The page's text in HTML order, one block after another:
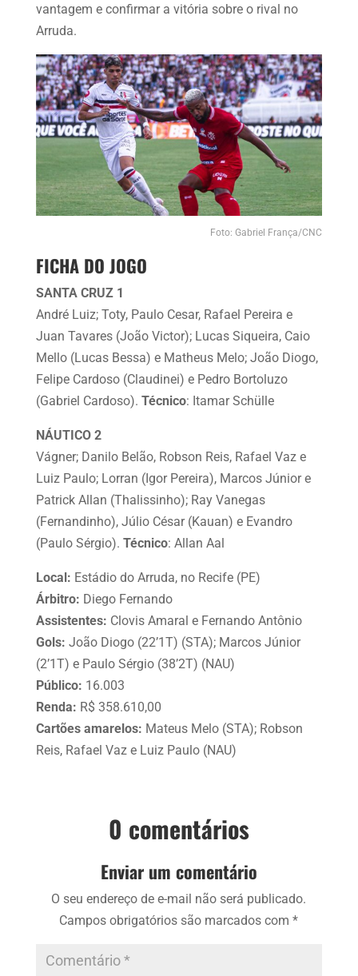
vantagem e confirmar a vitória sobre o rival no
Arruda.
Foto: Gabriel França/CNC
FICHA DO JOGO
SANTA CRUZ 1
André Luiz; Toty, Paulo Cesar, Rafael Pereira e
Juan Tavares (João Victor); Lucas Siqueira, Caio
Mello (Lucas Bessa) e Matheus Melo; João Diogo,
Felipe Cardoso (Claudinei) e Pedro Bortoluzo
(Gabriel Cardoso). Técnico: Itamar Schülle
NÁUTICO 2
Vágner; Danilo Belão, Robson Reis, Rafael Vaz e
Luiz Paulo; Lorran (Igor Pereira), Marcos Júnior e
Patrick Allan (Thalissinho); Ray Vanegas
(Fernandinho), Júlio César (Kauan) e Evandro
(Paulo Sérgio). Técnico: Allan Aal
Local: Estádio do Arruda, no Recife (PE)
Árbitro: Diego Fernando
Assistentes: Clovis Amaral e Fernando Antônio
Gols: João Diogo (22’1T) (STA); Marcos Júnior
(2’1T) e Paulo Sérgio (38’2T) (NAU)
Público: 16.003
Renda: R$ 358.610,00
Cartões amarelos: Mateus Melo (STA); Robson
Reis, Rafael Vaz e Luiz Paulo (NAU)
0 comentários
Enviar um comentário
O seu endereço de e-mail não será publicado.
Campos obrigatórios são marcados com*